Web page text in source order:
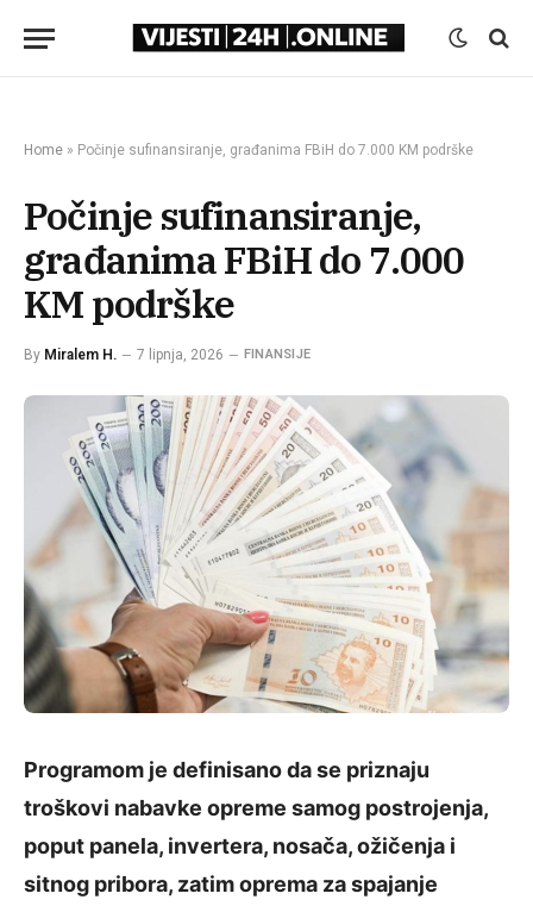
Home » Počinje sufinansiranje, građanima FBiH do 7.000 KM podrške
Počinje sufinansiranje,
građanima FBiH do 7.000
KM podrške
By Miralem H. 7 lipnja, 2026 FINANSIJE
Programom je definisano da se priznaju
troškovi nabavke opreme samog postrojenja,
poput panela, invertera, nosača, ožičenja i
sitnog pribora, zatim oprema za spajanje